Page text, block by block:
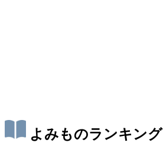
よみものランキング